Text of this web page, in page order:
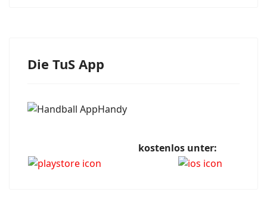
Die TuS App
kostenlos unter: